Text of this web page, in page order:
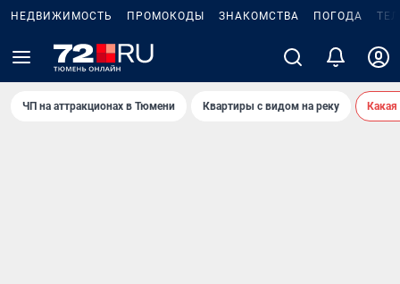
НЕДВИЖИМОСТЬ ПРОМОКОДЫ ЗНАКОМСТВА ПОГОДА
ЧП на аттракционах в Тюмени Квартиры с видом на реку